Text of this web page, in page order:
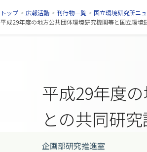
トップ > 広報活動 > 刊行物一覧 > 国立環境研究所ニ
平成29年度の地方公共団体環境研究機関等と国立環境
平成29年度
との共同研
企画部研究推進室